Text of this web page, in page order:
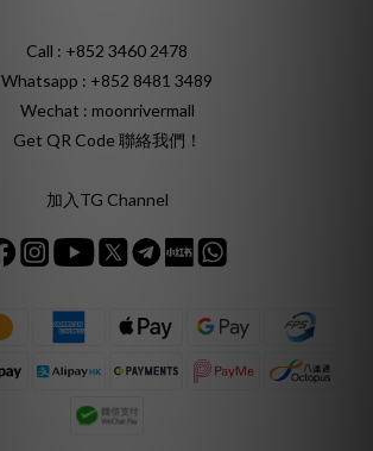
Call : +852 3460 2478
Whatsapp : +852 8481 3489
Wechat : moonrivermall
Get QR Code 聯絡我們！
加入TG Channel